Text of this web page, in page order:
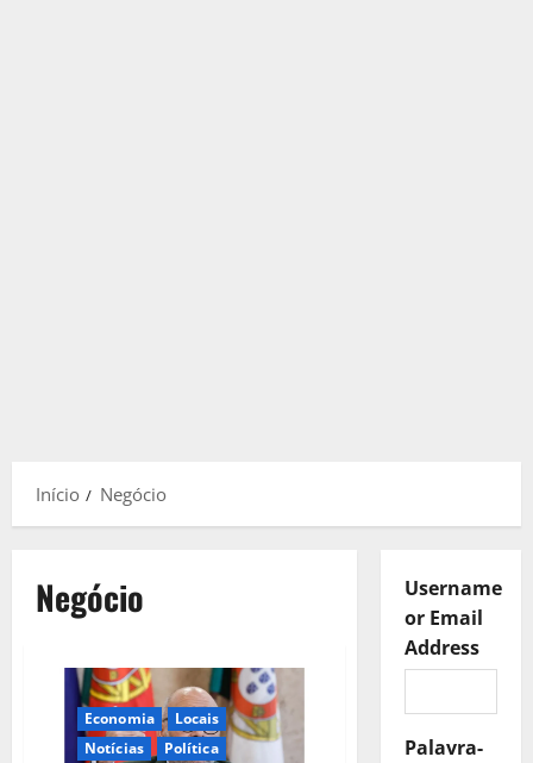
Início Negócio
Negócio
Economia
Locais
Notícias
Política
Username
or Email
Address
Palavra-